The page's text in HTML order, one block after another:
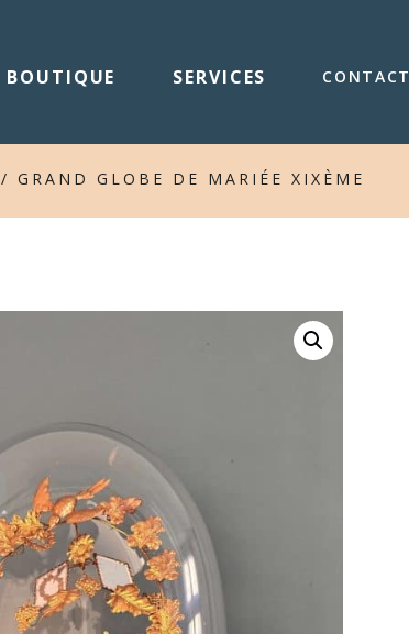
BOUTIQUE SERVICES CONTACT
/ GRAND GLOBE DE MARIÉE XIXÈME